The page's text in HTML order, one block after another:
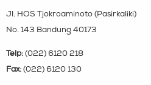
Jl. HOS Tjokroaminoto (Pasirkaliki)
No. 143 Bandung 40173
Telp: (022) 6120 218
Fax: (022) 6120 130